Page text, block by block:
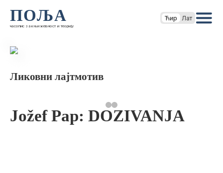
ПОЉА
часопис за књижевност и теорију
Ћир Лат
Ликовни лајтмотив
Jožef Pap: DOZIVANJA